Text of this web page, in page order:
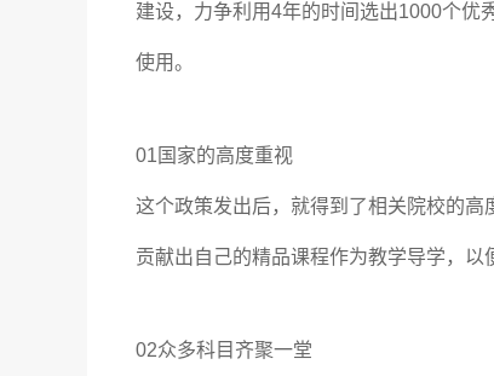
建设，力争利用4年的时间选出1000个优
使用。
01国家的高度重视
这个政策发出后，就得到了相关院校的
贡献出自己的精品课程作为教学导学，以
02众多科目齐聚一堂